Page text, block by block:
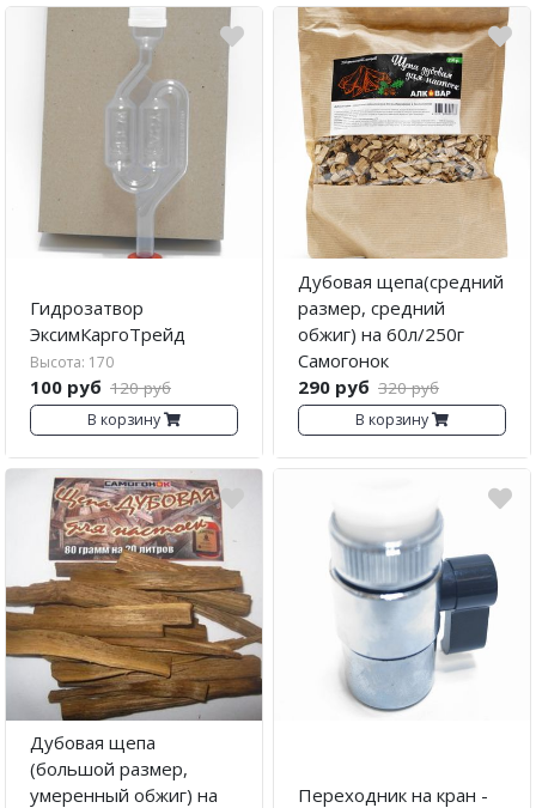
Гидрозатвор
ЭксимКаргоТрейд
Высота: 170
100 руб 120 руб
В корзину
Дубовая щепа(средний
размер, средний
обжиг) на 60л/250г
Самогонок
290 руб 320 руб
В корзину
Дубовая щепа
(большой размер,
умеренный обжиг) на
Переходник на кран -